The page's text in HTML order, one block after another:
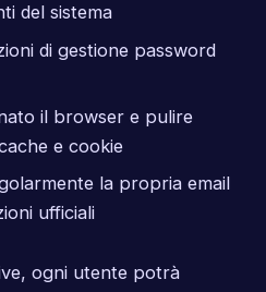
del sistema
di gestione password
il browser e pulire
e cookie
la propria email
ufficiali
ogni utente potrà